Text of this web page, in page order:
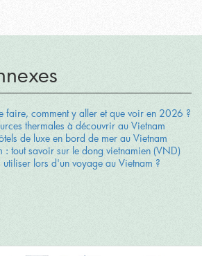
faire, comment y aller et que voir en 2026 ?
thermales à découvrir au Vietnam
de luxe en bord de mer au Vietnam
: tout savoir sur le dong vietnamien (VND)
lors d'un voyage au Vietnam ?